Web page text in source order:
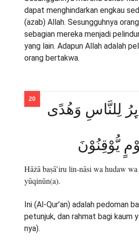
dapat menghindarkan engkau
(azab) Allah. Sesungguhnya
sebagian mereka menjadi
yang lain. Adapun Allah adalah
orang bertakwa.
لِلنَّاسِ وَهُدًى
يُّوْقِنُوْنَ
Hāżā baṣā’iru lin-nāsi wa hudaw
yūqinūn(a).
Ini (Al-Qur’an) adalah pedoman
petunjuk, dan rahmat bagi kaum
nya).